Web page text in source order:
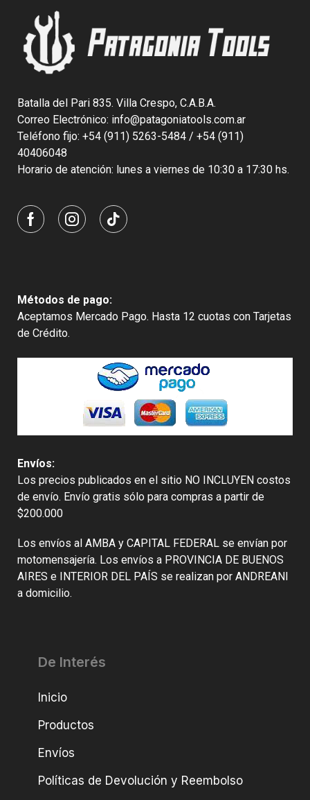
Batalla del Pari 835. Villa Crespo, C.A.B.A.
Correo Electrónico: info@patagoniatools.com.ar
Teléfono fijo: +54 (911) 5263-5484 / +54 (911)
40406048
Horario de atención: lunes a viernes de 10:30 a 17:30 hs.
Métodos de pago:
Aceptamos Mercado Pago. Hasta 12 cuotas con Tarjetas
de Crédito.
Envíos:
Los precios publicados en el sitio NO INCLUYEN costos
de envío. Envío gratis sólo para compras a partir de
$200.000
Los envíos al AMBA y CAPITAL FEDERAL se envían por
motomensajería. Los envíos a PROVINCIA DE BUENOS
AIRES e INTERIOR DEL PAÍS se realizan por ANDREANI
a domicilio.
De Interés
Inicio
Productos
Envíos
Políticas de Devolución y Reembolso